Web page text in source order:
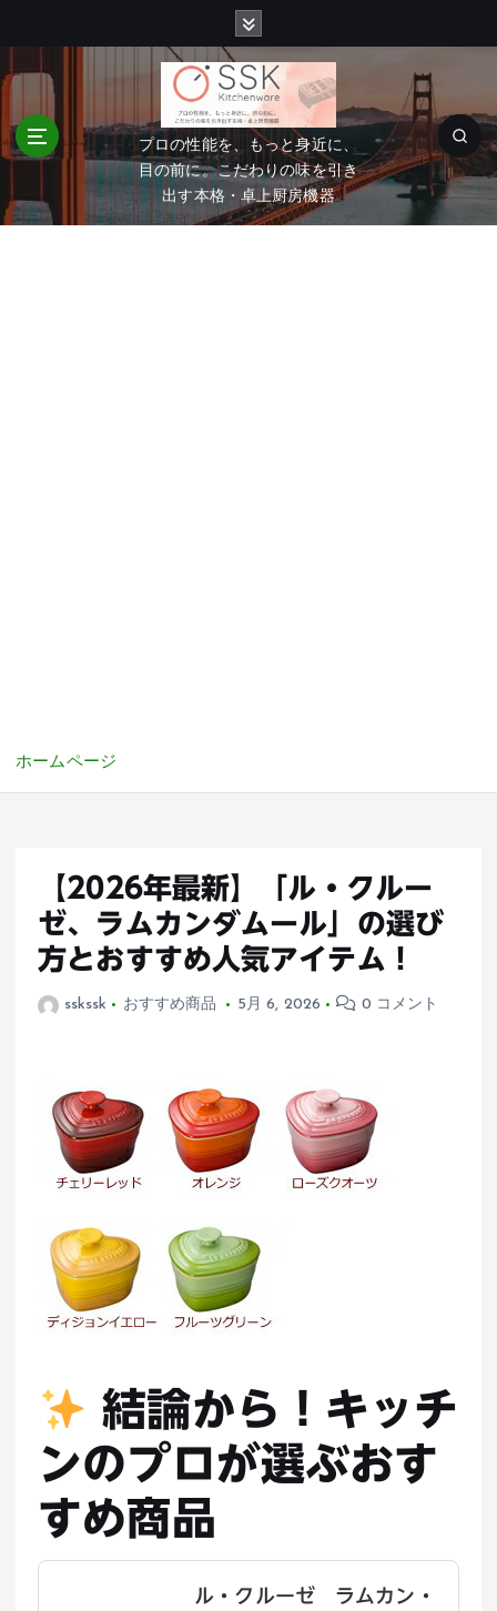
ン
へ
移
プロの性能を、もっと身近に、
目の前に。こだわりの味を引き
出す本格・卓上厨房機器
ホームページ
【2026年最新】「ル・クルー
ゼ、ラムカンダムール」の選び
方とおすすめ人気アイテム！
sskssk おすすめ商品 5月 6, 2026 0 コメント
結論から！キッチ
ンのプロが選ぶおす
すめ商品
ル・クルーゼ ラムカン・